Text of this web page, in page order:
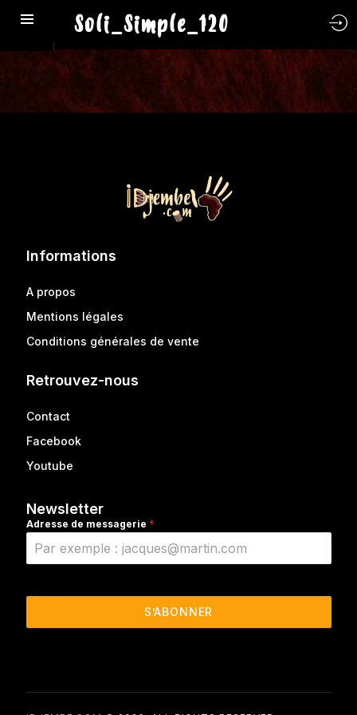
Soli_Simple_120
Informations
A propos
Mentions légales
Conditions générales de vente
Retrouvez-nous
Contact
Facebook
Youtube
Newsletter
Adresse de messagerie *
S’ABONNER